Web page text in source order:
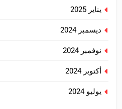
يناير 2025
ديسمبر 2024
نوفمبر 2024
أكتوبر 2024
يوليو 2024